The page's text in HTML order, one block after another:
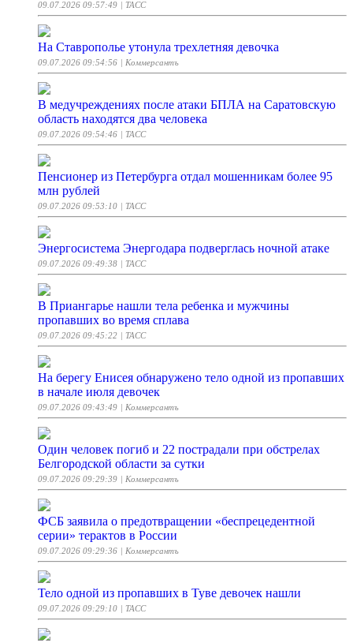
09.07.2026 09:57:49 | ТАСС
На Ставрополье утонула трехлетняя девочка
09.07.2026 09:54:56 | Коммерсантъ
В медучреждениях после атаки БПЛА на Саратовскую
область находятся два человека
09.07.2026 09:54:46 | ТАСС
Пенсионер из Петербурга отдал мошенникам более 95
млн рублей
09.07.2026 09:53:10 | ТАСС
Энергосистема Энергодара подверглась ночной атаке
09.07.2026 09:49:38 | ТАСС
В Приангарье нашли тела ребенка и мужчины
пропавших во время сплава
09.07.2026 09:45:22 | ТАСС
На берегу Енисея обнаружено тело одной из пропавших
в начале июля девочек
09.07.2026 09:43:49 | Коммерсантъ
Один человек погиб и 22 пострадали при обстрелах
Белгородской области за сутки
09.07.2026 09:29:39 | Коммерсантъ
ФСБ заявила о предотвращении «беспрецедентной
серии» терактов в России
09.07.2026 09:29:36 | Коммерсантъ
Тело одной из пропавших в Туве девочек нашли
09.07.2026 09:29:10 | ТАСС